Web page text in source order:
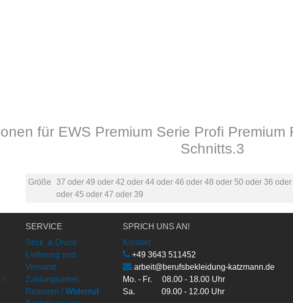
für EWS Premium Serie Profi Premium
Schnitts.3
Größe 37 oder 49 oder 42 oder 44oder 46 oder 48 oder 50oder 36 oder
oder 45 oder 47 oder 39
/
SERVICE
Stick & Druck
Lieferung und
Versand
Zahlungsarten
Retouren / Widerruf
SPRICH UNS AN!
Kontakt
+49 3643 511452
arbeit@berufsbekleidung-katzmann.de
Mo. - Fr. 08.00 - 18.00 Uhr
Sa. 09.00 - 12.00 Uhr